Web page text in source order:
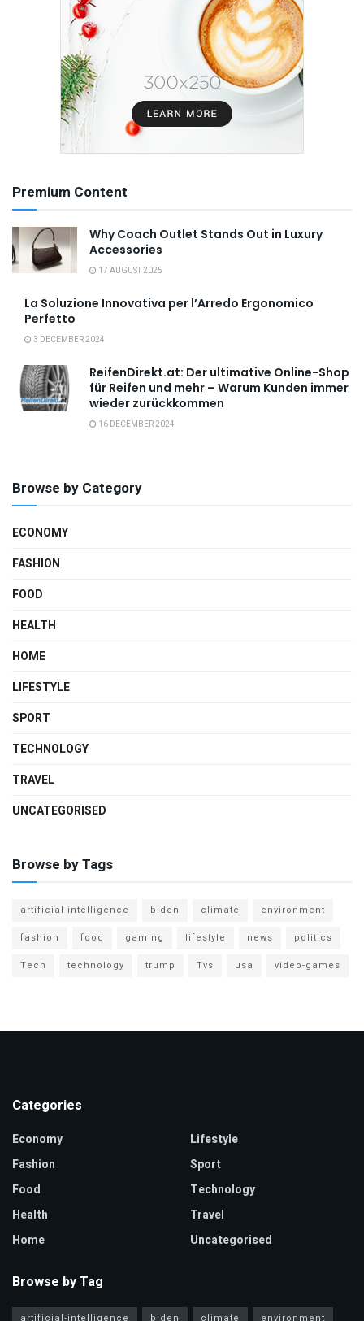
Premium Content
Why Coach Outlet Stands Out in Luxury
Accessories
17 AUGUST 2025
La Soluzione Innovativa per l’Arredo Ergonomico
Perfetto
3 DECEMBER 2024
ReifenDirekt.at: Der ultimative Online-Shop
für Reifen und mehr – Warum Kunden immer
wieder zurückkommen
16 DECEMBER 2024
Browse by Category
ECONOMY
FASHION
FOOD
HEALTH
HOME
LIFESTYLE
SPORT
TECHNOLOGY
TRAVEL
UNCATEGORISED
Browse by Tags
artificial-intelligence biden climate
environment
fashion
food gaming lifestyle news
politics
Tech
technology trump Tvs usa video-games
Categories
Economy
Fashion
Food
Health
Home
Lifestyle
Sport
Technology
Travel
Uncategorised
Browse by Tag
artificial-intelligence biden climate environment